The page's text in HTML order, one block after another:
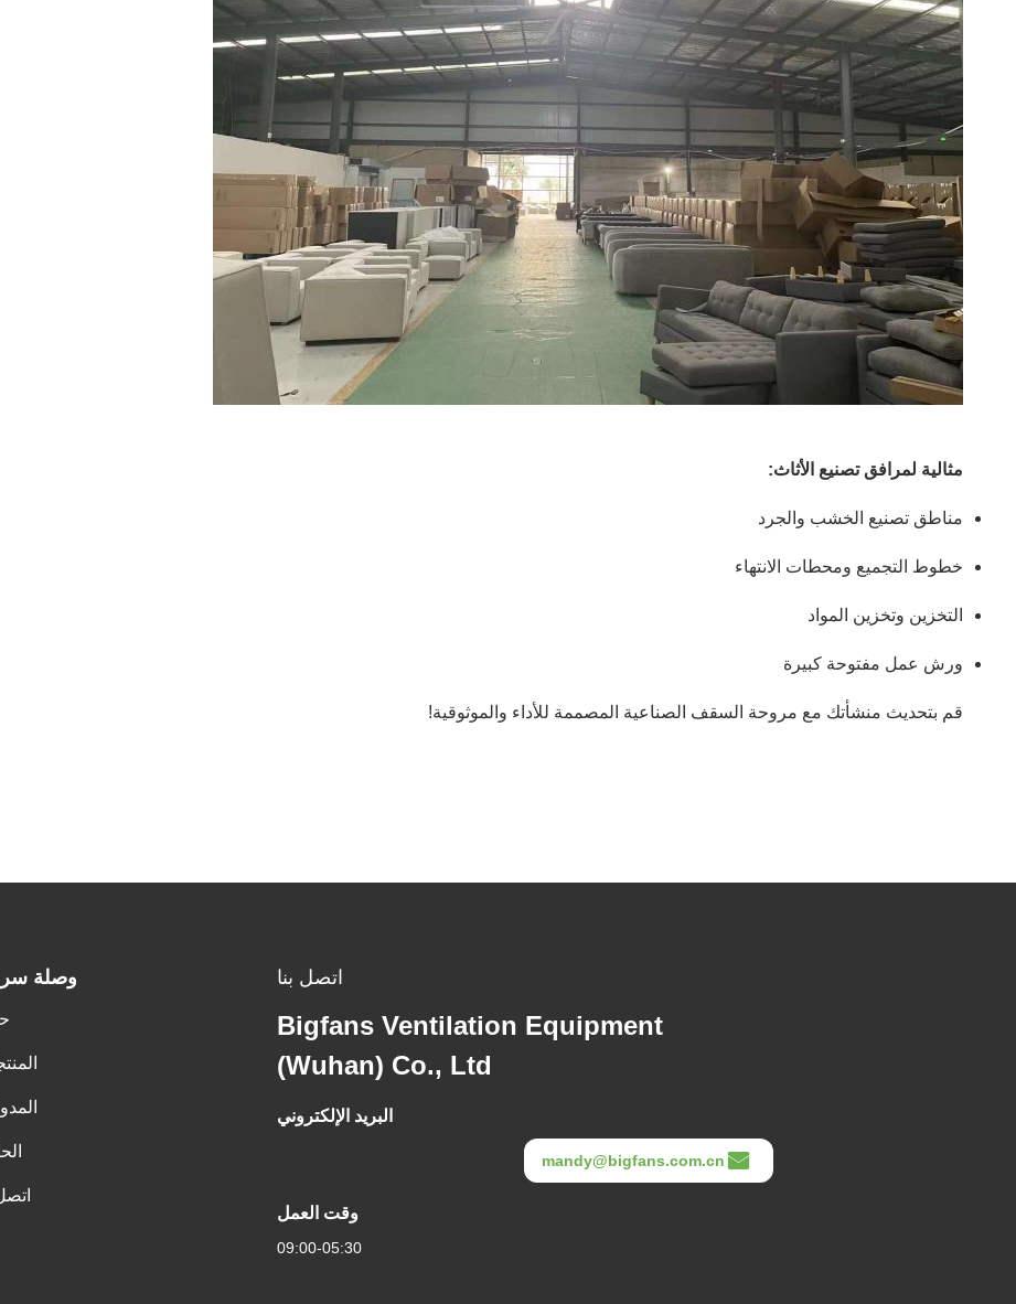
مثالية لمرافق تصنيع الأثاث:
مناطق تصنيع الخشب والجرد
خطوط التجميع ومحطات الانتهاء
التخزين وتخزين المواد
ورش عمل مفتوحة كبيرة
قم بتحديث منشأتك مع مروحة السقف الصناعية المصممة للأداء والموثوقية!
اتصل بنا
Bigfans Ventilation Equipment
(Wuhan) Co., Ltd
البريد الإلكتروني
mandy@bigfans.com.cn
وقت العمل
09:00-05:30
وصلة